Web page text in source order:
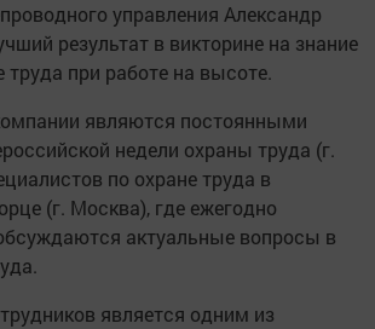
управления Александр
результат в викторине на знание
труда при работе на высоте.
являются постоянными
недели охраны труда (г.
по охране труда в
(г. Москва), где ежегодно
актуальные вопросы в
является одним из